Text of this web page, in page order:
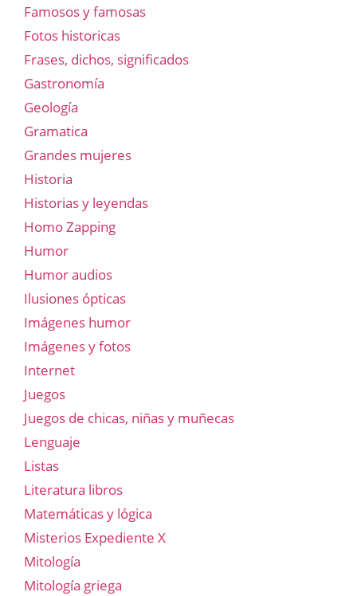
Famosos y famosas
Fotos historicas
Frases, dichos, significados
Gastronomía
Geología
Gramatica
Grandes mujeres
Historia
Historias y leyendas
Homo Zapping
Humor
Humor audios
Ilusiones ópticas
Imágenes humor
Imágenes y fotos
Internet
Juegos
Juegos de chicas, niñas y muñecas
Lenguaje
Listas
Literatura libros
Matemáticas y lógica
Misterios Expediente X
Mitología
Mitología griega